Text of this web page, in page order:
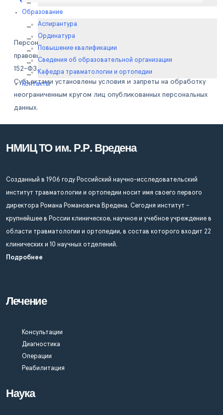
Образование
Аспирантура
Ординатура
Повышение квалификации
Сведения об образовательной организации
Кафедра травматологии и ортопедии
Контакты
Персональные данные опубликованы на сайте при наличии
правовых оснований в соответствии с ч. 1 ст. 6 и ст. 10.1
152-ФЗ.
Субъектами установлены условия и запреты на обработку
неограниченным кругом лиц опубликованных персональных
данных.
НМИЦ ТО им. Р.Р. Вредена
Созданный в 1906 году Российский научно-исследовательский
институт травматологии и ортопедии носит имя своего первого
директора Романа Романовича Вредена. Сегодня институт -
крупнейшее в России клиническое, научное и учебное учреждение в
области травматологии и ортопедии, в состав которого входит 22
клинических и 10 научных отделений.
Подробнее
Лечение
Консультации
Диагностика
Операции
Реабилитация
Наука